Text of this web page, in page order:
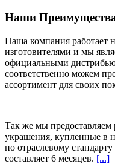
Наши
Наша компания работает
изготовителями и мы
официальными
соответственно можем
ассортимент для своих
Так же мы
украшения, купленные в
по отраслевому
составляет 6 месяцев. [...]